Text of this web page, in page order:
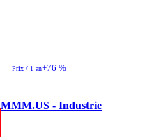
Prix / 1 an+76 %
MMM.US - Industrie